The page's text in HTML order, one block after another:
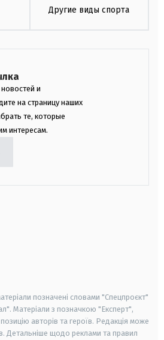
Другие виды спорта
и
на страницу наших
те, которые
интересам.
позначені словами "Спецпроєкт"
Матеріали з позначкою "Експерт",
авторів та героїв. Редакція може
Детальніше щодо реклами та правил